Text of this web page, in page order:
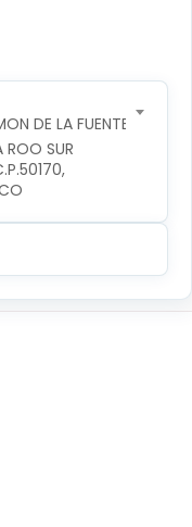
DE LA FUENTE"
ROO SUR